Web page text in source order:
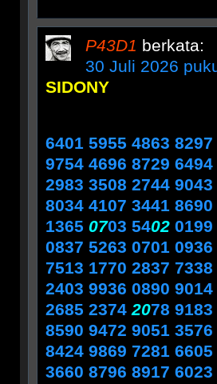
P43D1 berkata:
30 Juli 2026
SIDONY
6401 5955 4863
9754 4696 8729
2983 3508 2744
8034 4107 3441
1365 0703 5402 0199
0837 5263 0701
7513 1770 2837
2403 9936 0890
2685 23742078 9183
8590 9472 9051
8424 9869 7281
3660 8796 8917